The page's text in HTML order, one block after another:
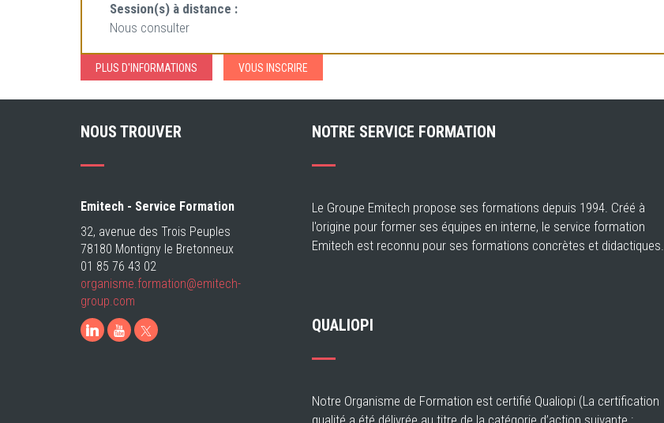
Session(s) à distance :
Nous consulter
PLUS D'INFORMATIONS VOUS INSCRIRE
NOUS TROUVER
Emitech - Service Formation
32, avenue des Trois Peuples
78180 Montigny le Bretonneux
01 85 76 43 02
organisme.formation@emitech-
group.com
LinkedIn
Youtube
NOTRE SERVICE FORMATION
Le Groupe Emitech propose ses formations depuis 1994. Créé à
l'origine pour former ses équipes en interne, le service formation
Emitech est reconnu pour ses formations concrètes et didactiques.
QUALIOPI
Notre Organisme de Formation est certifié Qualiopi (La certification